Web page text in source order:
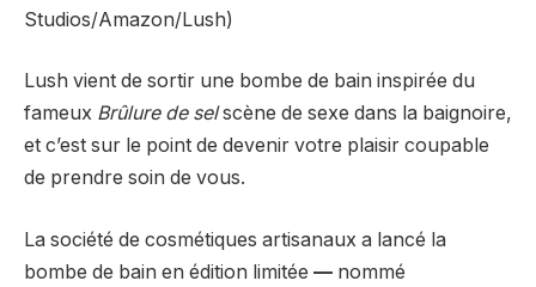
Studios/Amazon/Lush)
Lush vient de sortir une bombe de bain inspirée du
fameux Brûlure de selscène de sexe dans la baignoire,
et c’est sur le point de devenir votre plaisir coupable
de prendre soin de vous.
La société de cosmétiques artisanaux a lancé la
bombe de bain en édition limitée — nommé